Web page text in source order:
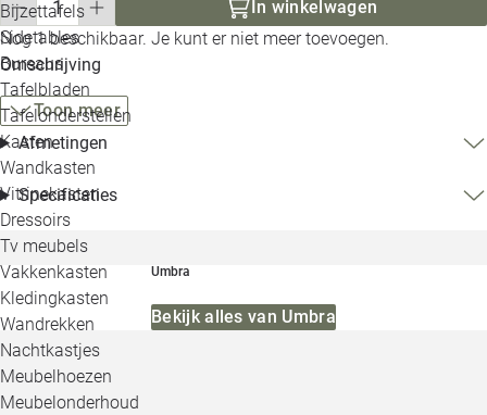
Bijzettafels
Sidetables
Bureaus
Tafelbladen
Tafelonderstellen
Kasten
Wandkasten
Vitrinekasten
Dressoirs
Tv meubels
Vakkenkasten
Kledingkasten
Wandrekken
Nachtkastjes
Meubelhoezen
Meubelonderhoud
In winkelwagen
Nog 1 beschikbaar. Je kunt er niet meer toevoegen.
Omschrijving
Toon meer
Afmetingen
Specificaties
Umbra
Bekijk alles van Umbra